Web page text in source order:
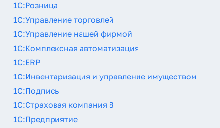
1С:Розница
1С:Управление торговлей
1С:Управление нашей фирмой
1С:Комплексная автоматизация
1С:ERP
1С:Инвентаризация и управление имуществом
1С:Подпись
1С:Страховая компания 8
1С:Предприятие